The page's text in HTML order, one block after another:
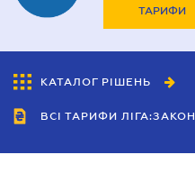
ТАРИФИ
КАТАЛОГ РІШЕНЬ
ВСІ ТАРИФИ ЛІГА:ЗАКОН